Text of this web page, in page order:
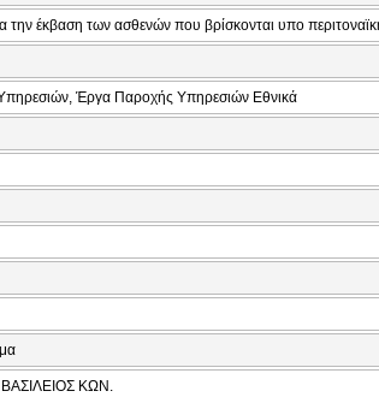
την έκβαση των ασθενών που βρίσκονται υπο
Έργα Παροχής Υπηρεσιών Εθνικά
ΚΩΝ.